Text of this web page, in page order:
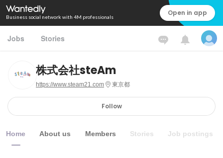
Business social network with 4M professionals Open in app
Jobs Stories
株式会社steAm
https://www.steam21.com 東京都
Follow
Home About us Members Stories Job postings